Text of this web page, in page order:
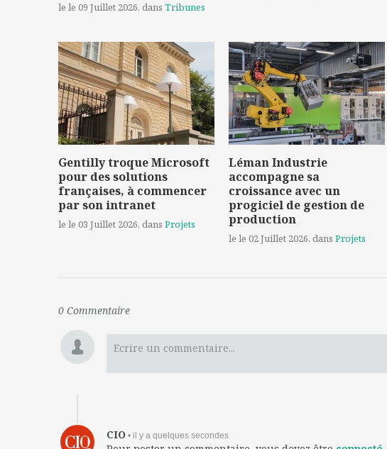
le le 09 Juillet 2026, dans Tribunes
Gentilly troque Microsoft
pour des solutions
françaises, à commencer
par son intranet
le le 03 Juillet 2026, dans Projets
Léman Industrie
accompagne sa
croissance avec un
progiciel de gestion de
production
le le 02 Juillet 2026, dans Projets
0 Commentaire
Ecrire un commentaire...
CIO • il y a quelques secondes